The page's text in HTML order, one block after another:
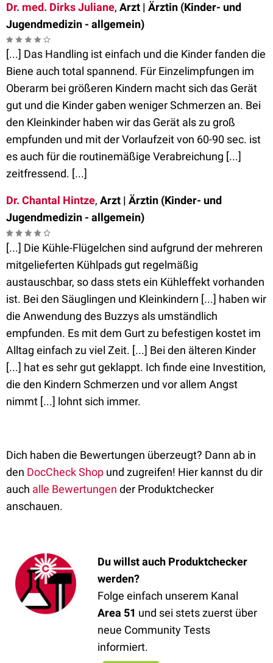
Dr. med. Dirks Juliane, Arzt | Ärztin (Kinder- und
Jugendmedizin - allgemein)
[...] Das Handling ist einfach und die Kinder fanden die
Biene auch total spannend. Für Einzelimpfungen im
Oberarm bei größeren Kindern macht sich das Gerät
gut und die Kinder gaben weniger Schmerzen an. Bei
den Kleinkinder haben wir das Gerät als zu groß
empfunden und mit der Vorlaufzeit von 60-90 sec. ist
es auch für die routinemäßige Verabreichung [...]
zeitfressend. [...]
Dr. Chantal Hintze, Arzt | Ärztin (Kinder- und
Jugendmedizin - allgemein)
[...] Die Kühle-Flügelchen sind aufgrund der mehreren
mitgelieferten Kühlpads gut regelmäßig
austauschbar, so dass stets ein Kühleffekt vorhanden
ist. Bei den Säuglingen und Kleinkindern [...] haben wir
die Anwendung des Buzzys als umständlich
empfunden. Es mit dem Gurt zu befestigen kostet im
Alltag einfach zu viel Zeit. [...] Bei den älteren Kinder
[...] hat es sehr gut geklappt. Ich finde eine Investition,
die den Kindern Schmerzen und vor allem Angst
nimmt [...] lohnt sich immer.
Dich haben die Bewertungen überzeugt? Dann ab in
den DocCheck Shop und zugreifen! Hier kannst du dir
auch alle Bewertungen der Produktchecker
anschauen.
Du willst auch Produktchecker
werden?
Folge einfach unserem Kanal
Area 51 und sei stets zuerst über
neue Community Tests
informiert.